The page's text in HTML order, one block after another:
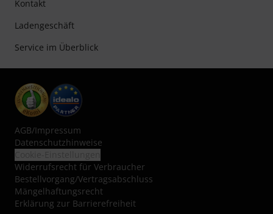
Kontakt
Ladengeschäft
Service im Überblick
AGB/Impressum
Datenschutzhinweise
Widerrufsrecht für Verbraucher
Bestellvorgang/Vertragsabschluss
Mängelhaftungsrecht
Erklärung zur Barrierefreiheit